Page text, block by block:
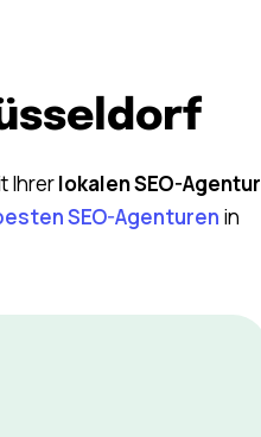
Ihrerlokalen SEO-Agentur
SEO-Agenturen in